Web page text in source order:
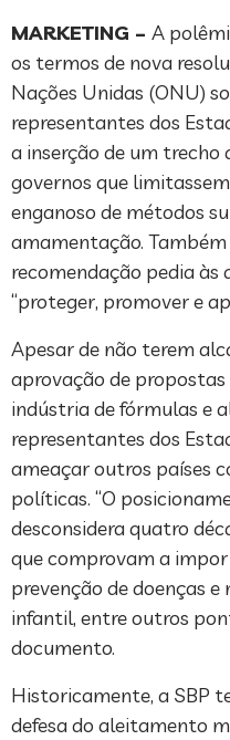
MARKETING – A
os termos de nova
Nações Unidas (ONU)
representantes dos
a inserção de um trecho
governos que
enganoso de métodos
amamentação.
recomendação pedia
“proteger, promover e
Apesar de não terem
aprovação de
indústria de fórmulas e
representantes dos
ameaçar outros países
políticas. “O
desconsidera quatro
que comprovam a
prevenção de doenças
infantil, entre outros
documento.
Historicamente, a SBP
defesa do aleitamento